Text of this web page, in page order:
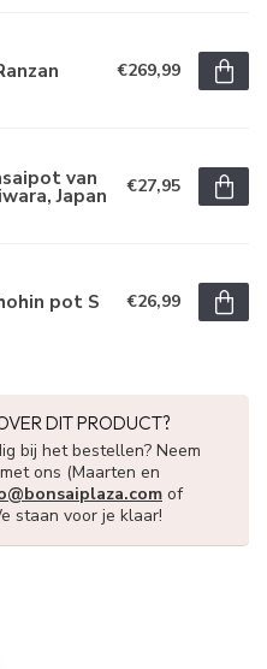
€269,99
van
Japan €27,95
pot S €26,99
DIT PRODUCT?
bij het bestellen? Neem
ons (Maarten en
of
staan voor je klaar!